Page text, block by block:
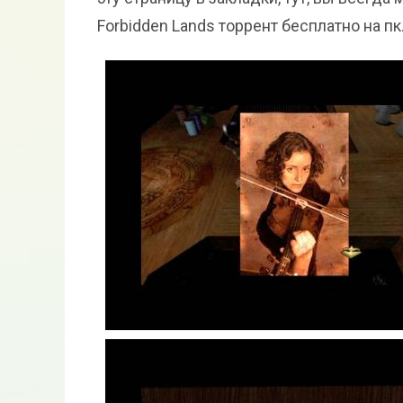
Forbidden Lands торрент бесплатно на